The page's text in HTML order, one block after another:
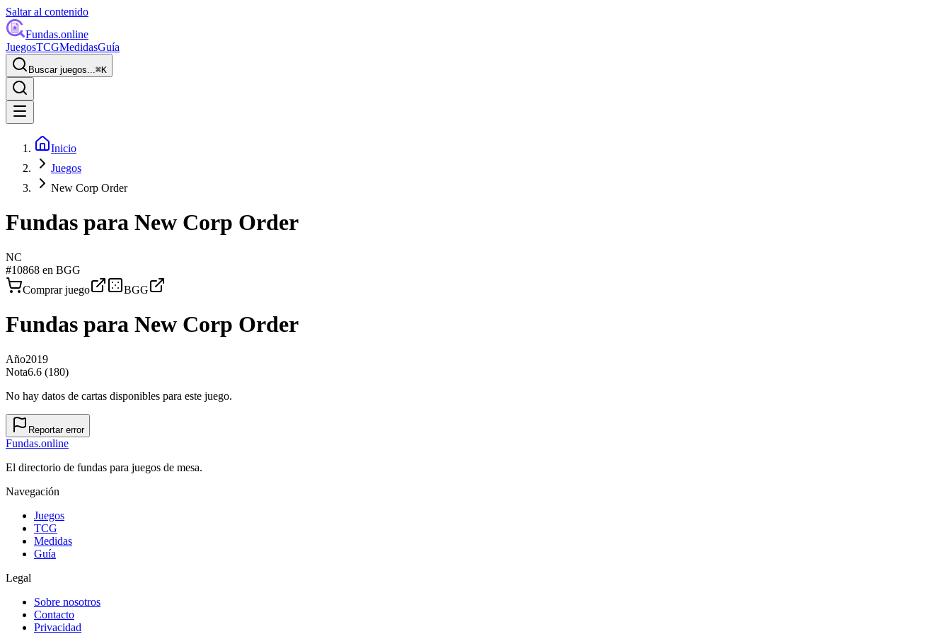
Saltar al contenido
Fundas.online
JuegosTCGMedidasGuía
Buscar juegos...⌘K
Inicio
Juegos
New Corp Order
Fundas para New Corp Order
NC
#10868 en BGG
Comprar juego
BGG
Fundas para New Corp Order
Año2019
Nota6.6 (180)
No hay datos de cartas disponibles para este juego.
Reportar error
Fundas.online
El directorio de fundas para juegos de mesa.
Navegación
Juegos
TCG
Medidas
Guía
Legal
Sobre nosotros
Contacto
Privacidad